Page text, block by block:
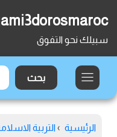
سبيلك نحو التفوق
الرئيسية › التربية